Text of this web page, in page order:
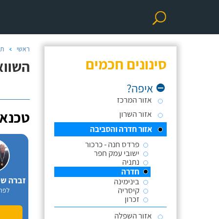
סינונים חכמים
איפה?
אזור המרכז
אזור השרון
אזור חדרה והסביבה
פרדס חנה - כרכור
ישובי עמק חפר
נתניה
חדרה
בינימינה
קיסריה
זכרון
אזור השפלה
ראשי